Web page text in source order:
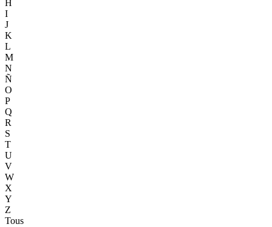
H
I
J
K
L
M
N
Ñ
O
P
Q
R
S
T
U
V
W
X
Y
Z
Tous